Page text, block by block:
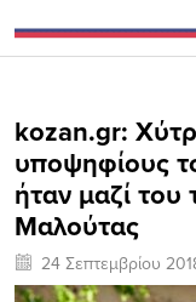
kozan.gr:
υποψηφίους
ήταν μαζί
Μαλούτας
24 Σεπτεμβρίου